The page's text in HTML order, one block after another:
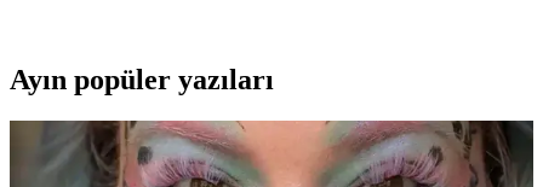
Ayın popüler yazıları